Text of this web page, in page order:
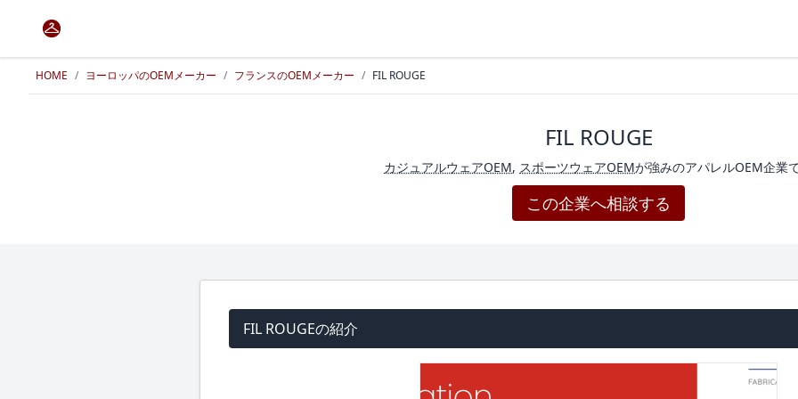
HOME / ヨーロッパのOEMメーカー / フランスのOEMメーカー / FIL ROUGE
FIL ROUGE
カジュアルウェアOEM, スポーツウェアOEMが強みのアパレルOEM企業
この企業へ相談する
FIL ROUGEの紹介